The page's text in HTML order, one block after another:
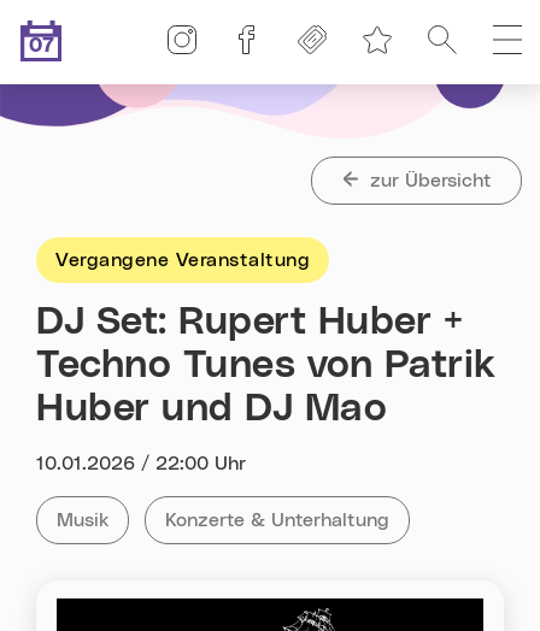
Heute ist der
07
Suche
Freikarten
Linz-Termine auf Facebook
Linz-Termine auf Instagram
zur Übersicht
Vergangene Veranstaltung
DJ Set: Rupert Huber +
Techno Tunes von Patrik
Huber und DJ Mao
Datum:
10.01.2026 / 22:00 Uhr
Kategorie:
Alle Veranstaltungen der Kategorie
Musik Tag:Alle Veranstaltungen mit dem Tag
Konzerte & Unterhaltung